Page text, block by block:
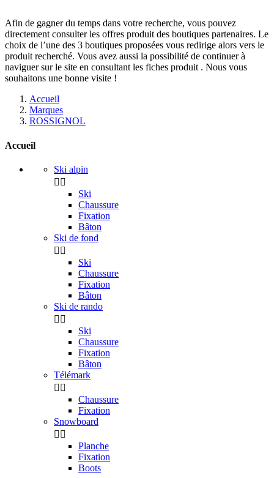
Afin de gagner du temps dans votre recherche, vous pouvez
directement consulter les offres produit des boutiques partenaires. Le
choix de l’une des 3 boutiques proposées vous redirige alors vers le
produit recherché. Vous avez aussi la possibilité de continuer à
naviguer sur le site en consultant les fiches produit . Nous vous
souhaitons une bonne visite !
Accueil
Marques
ROSSIGNOL
Accueil
Ski alpin
 
Ski
Chaussure
Fixation
Bâton
Ski de fond
 
Ski
Chaussure
Fixation
Bâton
Ski de rando
 
Ski
Chaussure
Fixation
Bâton
Télémark
 
Chaussure
Fixation
Snowboard
 
Planche
Fixation
Boots